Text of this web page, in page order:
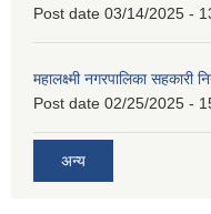
Post date 03/14/2025 -
महालक्ष्मी नगरपालिका सहकारी
Post date 02/25/2025 -
अन्य